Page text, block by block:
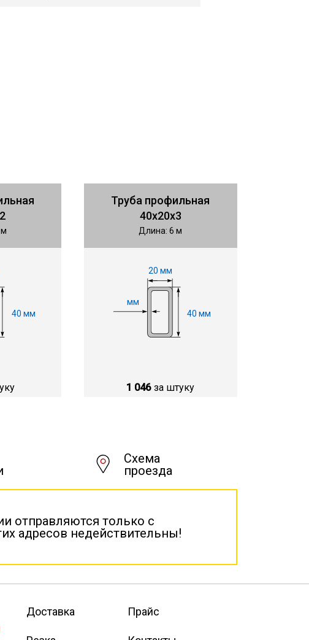
40 мм
Труба профильная
40х20х3
Длина: 6 м
мм
40 мм
20 мм
1 046 за штуку
Схема
проезда
отправляются только с
адресов недействительны!
Доставка Прайс